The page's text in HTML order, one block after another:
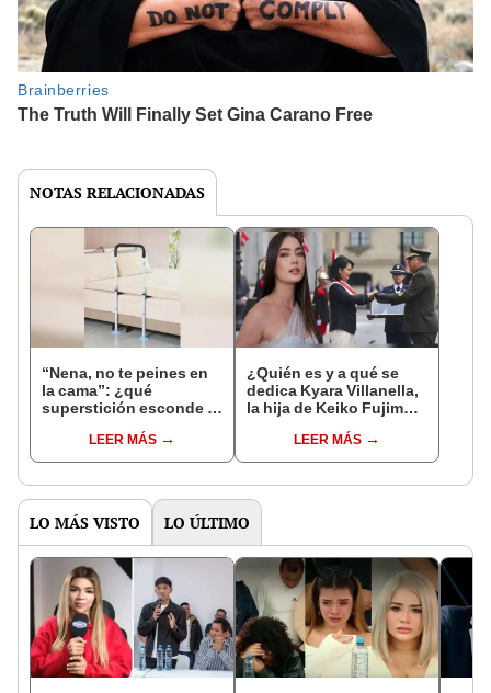
NOTAS RELACIONADAS
“Nena, no te peines en
la cama”: ¿qué
superstición esconde la
Enanitos Verdes?
LEER MÁS
¿Quién es y a qué se
dedica Kyara Villanella,
la hija de Keiko Fujimori
nivel nacional?
LEER MÁS
LO MÁS VISTO LO ÚLTIMO